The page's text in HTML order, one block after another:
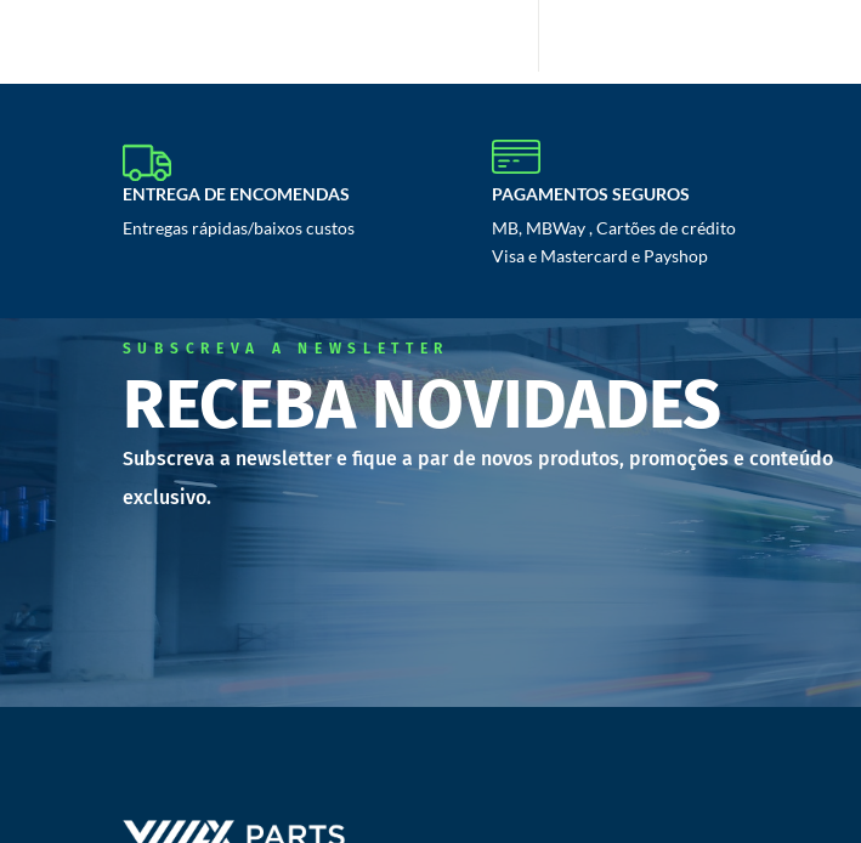
ENTREGA DE ENCOMENDAS
Entregas rápidas/baixos custos
PAGAMENTOS SEGUROS
MB, MBWay , Cartões de crédito
Visa e Mastercard e Payshop
SUBSCREVA A NEWSLETTER
RECEBA NOVIDADES
Subscreva a newsletter e fique a par de novos produtos, promoções e conteúdo
exclusivo.